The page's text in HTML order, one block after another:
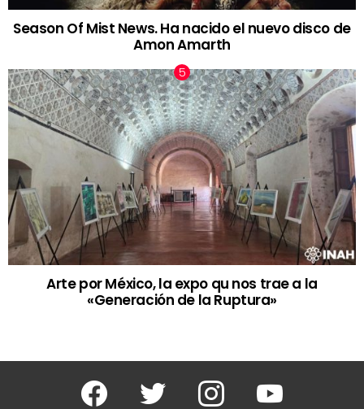
Season Of Mist News. Ha nacido el nuevo disco de
Amon Amarth
Arte por México, la expo qu nos trae a la
«Generación de la Ruptura»
Facebook Twitter Instagram